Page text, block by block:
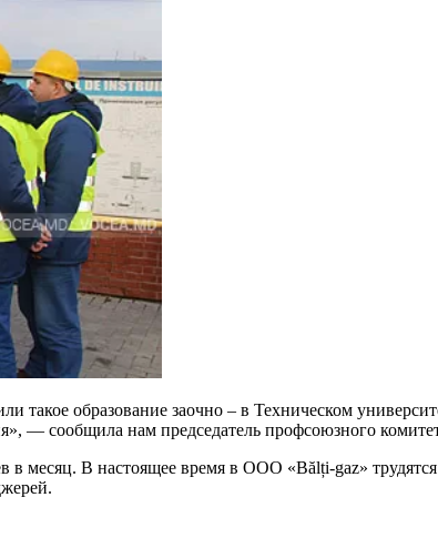
такое образование заочно – в Техническом
— сообщи­ла нам председатель профсоюзного
месяц. В настоящее вре­мя в ООО «Bălți-gaz» трудятся